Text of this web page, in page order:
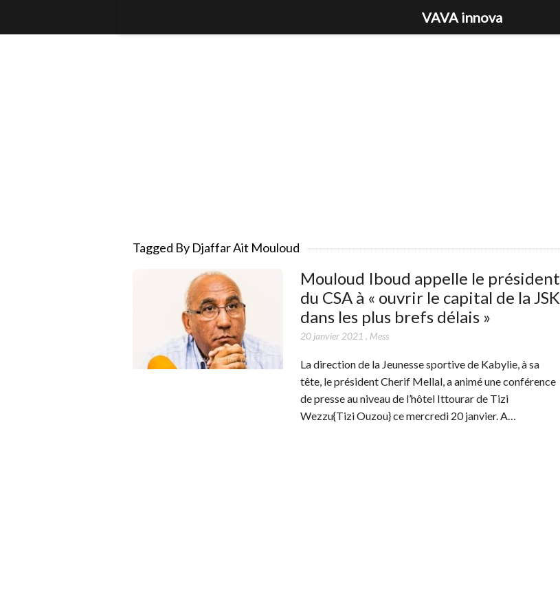
Tagged By Djaffar Ait Mouloud
Mouloud Iboud appelle le président
du CSA à « ouvrir le capital de la JSK
dans les plus brefs délais »
20 janvier 2021 , Mess
La direction de la Jeunesse sportive de Kabylie, à sa
tête, le président Cherif Mellal, a animé une conférence
de presse au niveau de l’hôtel Ittourar de Tizi
Wezzu{Tizi Ouzou} ce mercredi 20 janvier. A…
VAVA innova